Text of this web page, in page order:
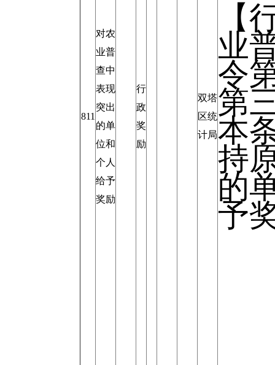
811
对农
业普
查中
表现
突出
的单
位和
个人
给予
奖励
行
政
奖
励
双塔
区统
计局
【
业
令
第
本
持
的
予